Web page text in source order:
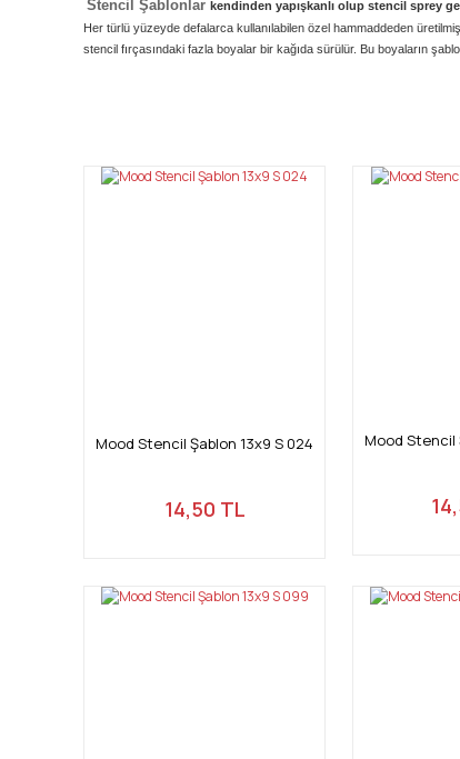
Stencil Şablonlar kendinden yapışkanlı olup stencil sprey
Her türlü yüzeyde defalarca kullanılabilen özel hammaddeden
stencil fırçasındaki fazla boyalar bir kağıda sürülür. Bu boyaların
Bu ürünün fiyat bilgisi, resim, ürün
Ürün resmi kalitesiz, bozuk veya görüntülenemiyor.
Mood Stencil Şablon 13x9 S 024
14,50 TL
Mood Stencil